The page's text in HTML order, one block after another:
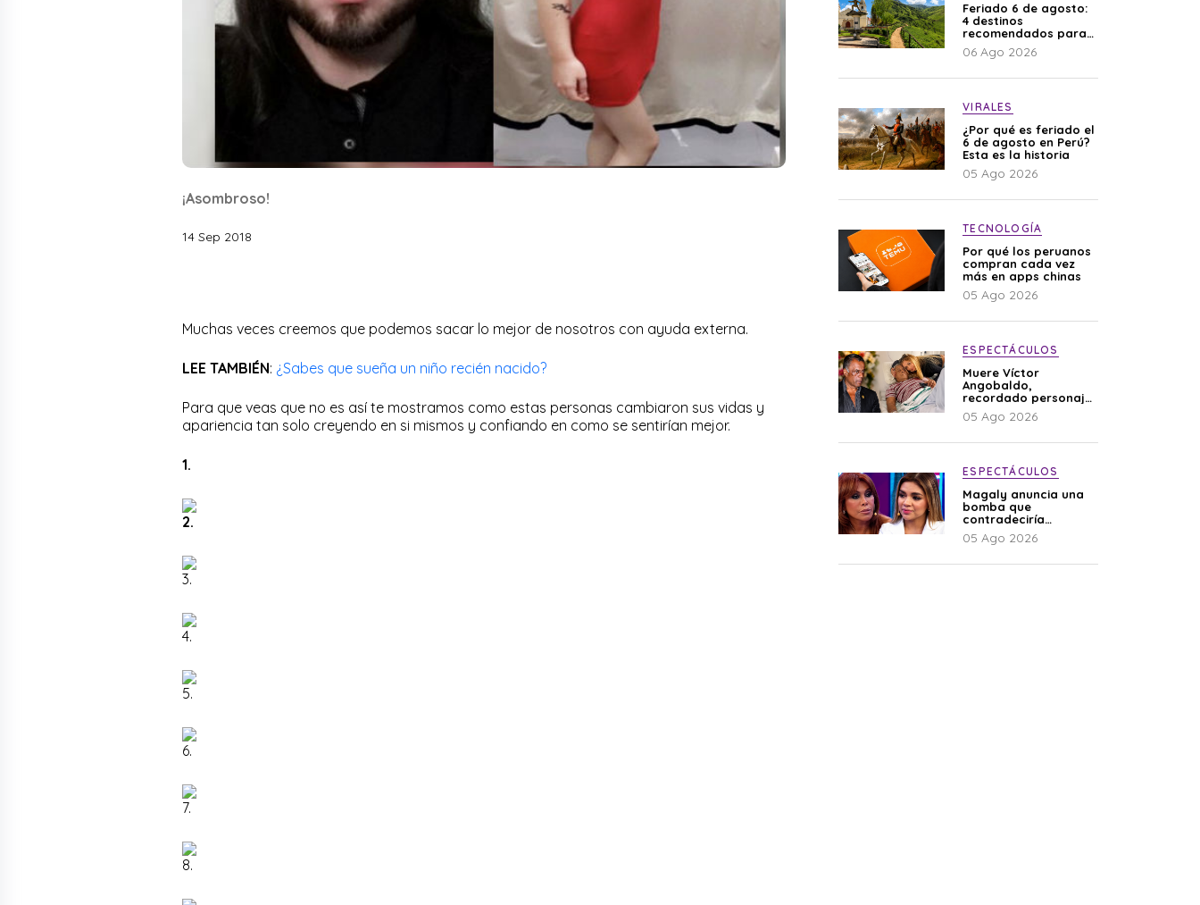
¡Asombroso!
14 Sep 2018
Muchas veces creemos que podemos sacar lo mejor de nosotros con ayuda externa.
LEE TAMBIÉN: ¿Sabes que sueña un niño recién nacido?
Para que veas que no es así te mostramos como estas personas cambiaron sus vidas y
apariencia tan solo creyendo en si mismos y confiando en como se sentirían mejor.
1.
2.
3.
4.
5.
6.
7.
8.
Feriado 6 de agosto:
4 destinos
recomendados para
disfrutar el descanso
06 Ago 2026
VIRALES
¿Por qué es feriado el
6 de agosto en Perú?
Esta es la historia
05 Ago 2026
TECNOLOGÍA
Por qué los peruanos
compran cada vez
más en apps chinas
05 Ago 2026
ESPECTÁCULOS
Muere Víctor
Angobaldo,
recordado personaje
de la farándula y
expareja de Shirley
05 Ago 2026
ESPECTÁCULOS
Magaly anuncia una
bomba que
contradeciría
comunicado de La
Bella Luz: “Hay un
05 Ago 2026